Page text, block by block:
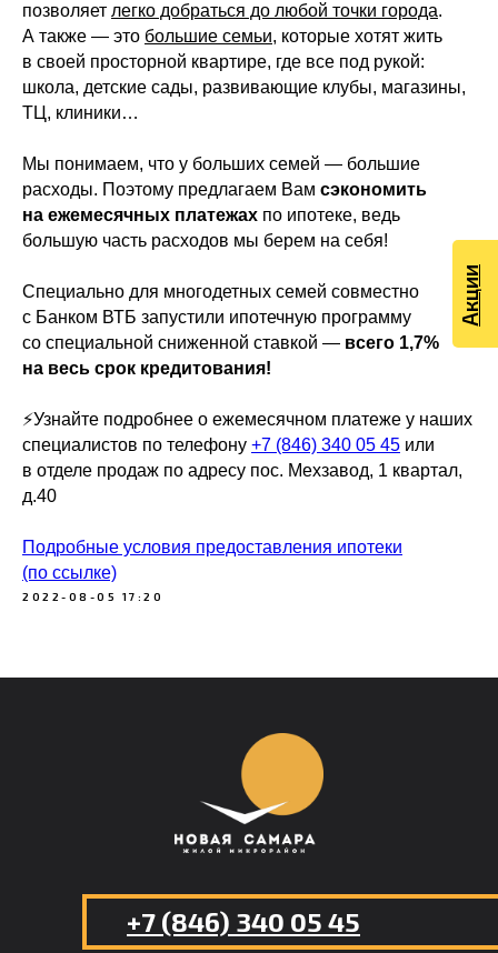
Акции
позволяет легко добраться до любой точки города.
А также — это большие семьи, которые хотят жить
в своей просторной квартире, где все под рукой:
школа, детские сады, развивающие клубы, магазины,
ТЦ, клиники…
Мы понимаем, что у больших семей — большие
расходы. Поэтому предлагаем Вам сэкономить
на ежемесячных платежах по ипотеке, ведь
большую часть расходов мы берем на себя!
Специально для многодетных семей совместно
с Банком ВТБ запустили ипотечную программу
со специальной сниженной ставкой — всего 1,7%
на весь срок кредитования!
⚡️Узнайте подробнее о ежемесячном платеже у наших
специалистов по телефону +7 (846) 340 05 45 или
в отделе продаж по адресу пос. Мехзавод, 1 квартал,
д.40
Подробные условия предоставления ипотеки
(по ссылке)
2022-08-05 17:20
+7 (846) 340 05 45